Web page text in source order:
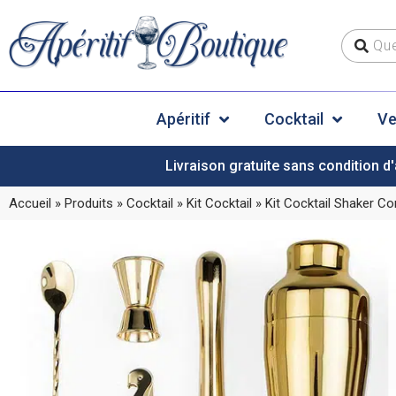
Apéritif Cocktail
Livraison gratuite sans condition
Accueil » Produits » Cocktail » Kit Cocktail » Kit Cocktail Shaker